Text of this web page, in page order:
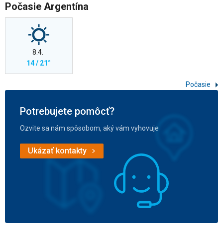
Počasie Argentína
8.4.
14 / 21°
Počasie
Potrebujete pomôcť?
Ozvite sa nám spôsobom, aký vám vyhovuje
Ukázať kontakty